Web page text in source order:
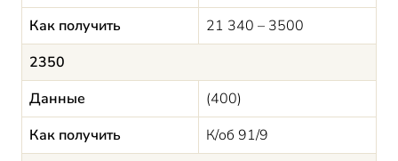
Как получить
21 340 – 3500
2350
Данные
(400)
Как получить
К/об 91/9